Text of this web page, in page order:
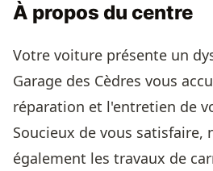
À propos du centre
Votre voiture présente un
Garage des Cèdres vous
réparation et l'entretien de
Soucieux de vous satisfaire,
également les travaux de